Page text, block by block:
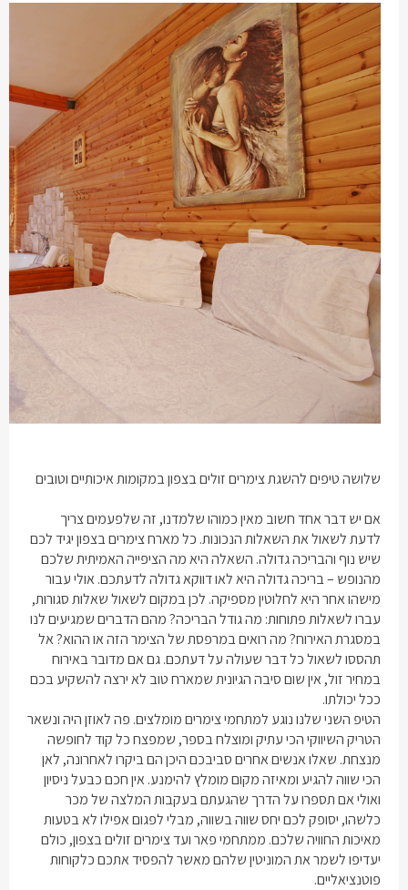
שלושה טיפים להשגתצימרים זולים בצפוןבמקומות איכותיים וטובים
אם יש דבר אחד חשוב מאין כמוהו שלמדנו, זה שלפעמים צריך
לדעת לשאול את השאלות הנכונות. כל מארחצימרים בצפוןיגיד לכם
שיש נוף והבריכה גדולה. השאלה היא מה הציפייה האמיתית שלכם
מהנופש – בריכה גדולה היא לאו דווקא גדולה לדעתכם. אולי עבור
מישהו אחר היא לחלוטין מספיקה. לכן במקום לשאול שאלות סגורות,
עברו לשאלות פתוחות: מה גודל הבריכה? מהם הדברים שמגיעים לנו
במסגרת האירוח? מה רואים במרפסת של הצימר הזה או ההוא? אל
תהססו לשאול כל דבר שעולה על דעתכם. גם אם מדובר באירוח
במחיר זול, אין שום סיבה הגיונית שמארח טוב לא ירצה להשקיע בכם
ככל יכולתו.
הטיפ השני שלנו נוגע למתחמיצימרים מומלצים. פה לאוזן היה ונשאר
הטריק השיווקי הכי עתיק ומוצלח בספר, שמפצח כל קוד לחופשה
מנצחת. שאלו אנשים אחרים סביבכם היכן הם ביקרו לאחרונה, לאן
הכי שווה להגיע ומאיזה מקום מומלץ להימנע. אין חכם כבעל ניסיון
ואולי אם תספרו על הדרך שהגעתם בעקבות המלצה של מכר
כלשהו, יסופק לכם יחס שווה בשווה, מבלי לפגום אפילו לא בטעות
מאיכות החוויה שלכם. ממתחמי פאר ועדצימרים זולים בצפון, כולם
יעדיפו לשמר את המוניטין שלהם מאשר להפסיד אתכם כלקוחות
פוטנציאליים.